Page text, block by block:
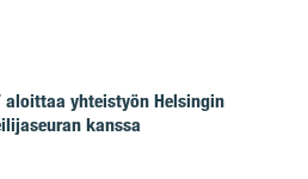
aloittaa yhteistyön Helsingin
kanssa